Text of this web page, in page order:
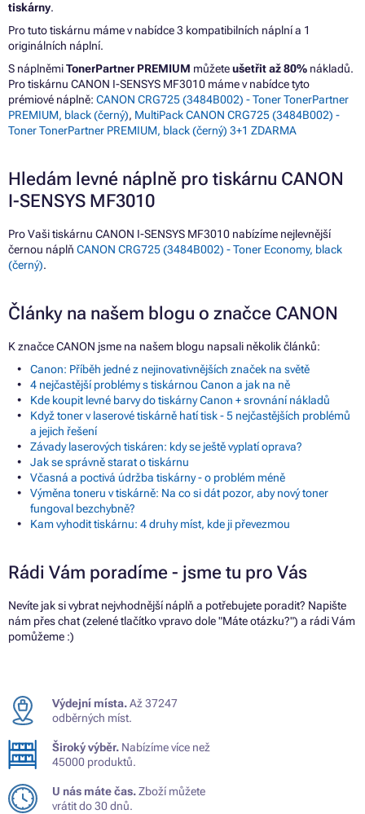
tiskárny.
Pro tuto tiskárnu máme v nabídce 3 kompatibilních náplní a 1
originálních náplní.
S náplněmiTonerPartner PREMIUM můžeteušetřit až 80% nákladů.
Pro tiskárnu CANON I-SENSYS MF3010 máme v nabídce tyto
prémiové náplně: CANON CRG725 (3484B002) - Toner TonerPartner
PREMIUM, black (černý), MultiPack CANON CRG725 (3484B002) -
Toner TonerPartner PREMIUM, black (černý) 3+1 ZDARMA
Hledám levné náplně pro tiskárnu CANON
I-SENSYS MF3010
Pro Vaši tiskárnu CANON I-SENSYS MF3010 nabízíme nejlevnější
černou náplň CANON CRG725 (3484B002) - Toner Economy, black
(černý).
Články na našem blogu o značce CANON
K značce CANON jsme na našem blogu napsali několik článků:
Canon: Příběh jedné z nejinovativnějších značek na světě
4 nejčastější problémy s tiskárnou Canon a jak na ně
Kde koupit levné barvy do tiskárny Canon + srovnání nákladů
Když toner v laserové tiskárně hatí tisk - 5 nejčastějších problémů
a jejich řešení
Závady laserových tiskáren: kdy se ještě vyplatí oprava?
Jak se správně starat o tiskárnu
Včasná a poctivá údržba tiskárny - o problém méně
Výměna toneru v tiskárně: Na co si dát pozor, aby nový toner
fungoval bezchybně?
Kam vyhodit tiskárnu: 4 druhy míst, kde ji převezmou
Rádi Vám poradíme - jsme tu pro Vás
Nevíte jak si vybrat nejvhodnější náplň a potřebujete poradit? Napište
nám přes chat (zelené tlačítko vpravo dole "Máte otázku?") a rádi Vám
pomůžeme :)
Výdejní místa.Až 37247
odběrných míst.
Široký výběr. Nabízíme více než
45000 produktů.
U nás máte čas.Zboží můžete
vrátit do 30 dnů.